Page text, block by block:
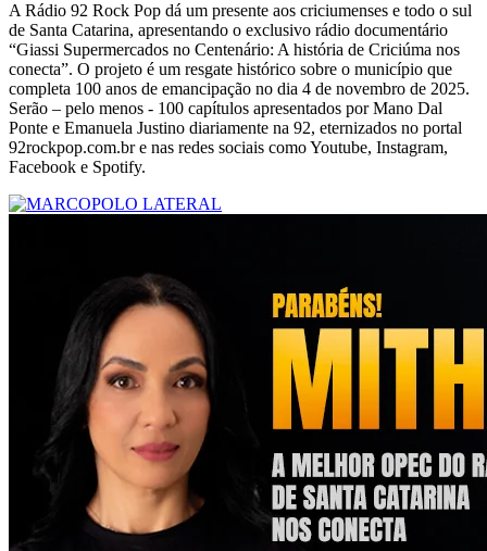
A Rádio 92 Rock Pop dá um presente aos criciumenses e todo o sul
de Santa Catarina, apresentando o exclusivo rádio documentário
“Giassi Supermercados no Centenário: A história de Criciúma nos
conecta”. O projeto é um resgate histórico sobre o município que
completa 100 anos de emancipação no dia 4 de novembro de 2025.
Serão – pelo menos - 100 capítulos apresentados por Mano Dal
Ponte e Emanuela Justino diariamente na 92, eternizados no portal
92rockpop.com.br e nas redes sociais como Youtube, Instagram,
Facebook e Spotify.